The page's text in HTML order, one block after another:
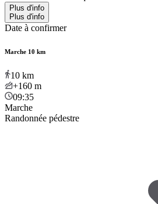
Plus d'info
Plus d'info
Date à confirmer
Marche 10 km
10 km
+160 m
09:35
Marche
Randonnée pédestre